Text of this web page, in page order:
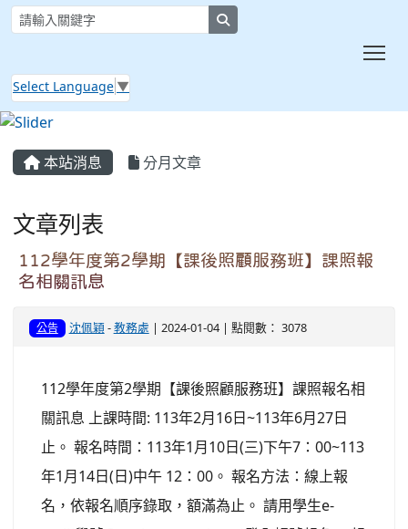
Select Language ▼
本站消息 分月文章
文章列表
112學年度第2學期【課後照顧服務班】課照報
名相關訊息
公告 沈佩穎-教務處 | 2024-01-04 | 點閱數： 3078
112學年度第2學期【課後照顧服務班】課照報名相
關訊息 上課時間: 113年2月16日~113年6月27日
止。 報名時間：113年1月10日(三)下午7：00~113
年1月14日(日)中午 12：00。 報名方法：線上報
名，依報名順序錄取，額滿為止。 請用學生e-